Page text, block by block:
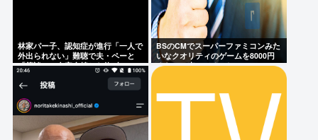
林家パー子、認知症が進行「一人で
外出られない」難聴で夫・ペーと
「筆談」…自宅全焼から約1年
BSのCMでスーパーファミコンみた
いなクオリティのゲームを8000円
ぐらいで売ってるでしょ